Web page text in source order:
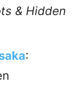
& Hidden
: